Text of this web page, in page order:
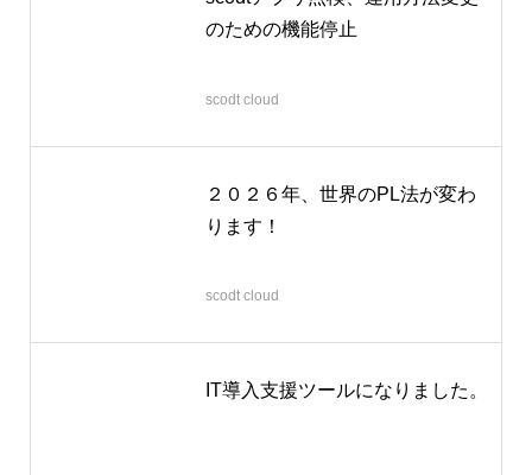
のための機能停止
scodt cloud
２０２６年、世界のPL法が変わ
ります！
scodt cloud
IT導入支援ツールになりました。